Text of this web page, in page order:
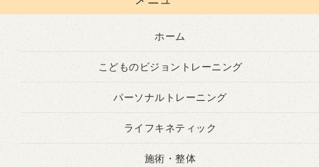
ホーム
こどものビジョントレーニング
パーソナルトレーニング
ライフキネティック
施術・整体